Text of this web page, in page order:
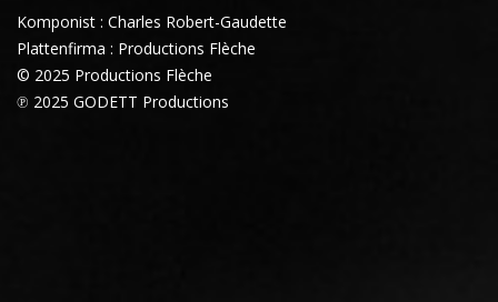
Komponist : Charles Robert-Gaudette
Plattenfirma : Productions Flèche
© 2025 Productions Flèche
℗ 2025 GODETT Productions